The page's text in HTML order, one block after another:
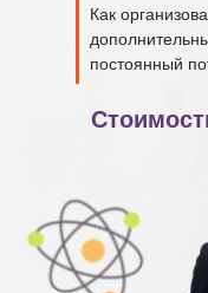
Как
постоянный